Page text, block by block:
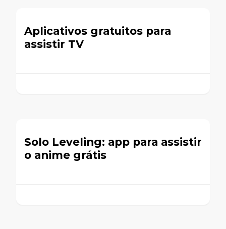
Aplicativos gratuitos para
assistir TV
​​Solo Leveling: app para assistir
o anime grátis